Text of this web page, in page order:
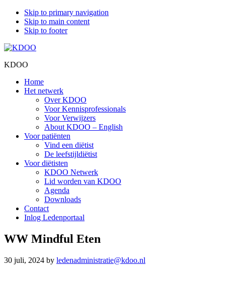
Skip to primary navigation
Skip to main content
Skip to footer
KDOO
Home
Het netwerk
Over KDOO
Voor Kennisprofessionals
Voor Verwijzers
About KDOO – English
Voor patiënten
Vind een diëtist
De leefstijldiëtist
Voor diëtisten
KDOO Netwerk
Lid worden van KDOO
Agenda
Downloads
Contact
Inlog Ledenportaal
WW Mindful Eten
30 juli, 2024 by ledenadministratie@kdoo.nl